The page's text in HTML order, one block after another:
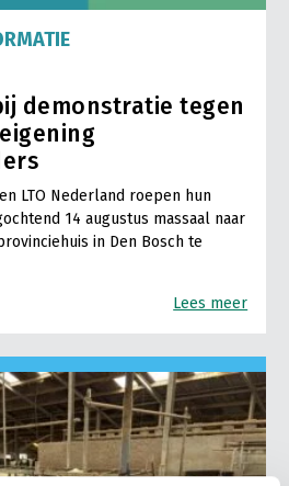
demonstratie tegen
en LTO Nederland roepen hun
14 augustus massaal naar
in Den Bosch te
Lees meer